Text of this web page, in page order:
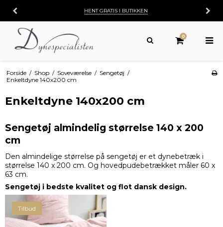
HENT GRATIS I BUTIKKEN
0
Forside / Shop / Soveværelse / Sengetøj /
Enkeltdyne 140x200 cm
Enkeltdyne 140x200 cm
Sengetøj almindelig størrelse 140 x 200
cm
Den almindelige størrelse på sengetøj er et dynebetræk i
størrelse 140 x 200 cm. Og hovedpudebetrækket måler 60 x
63 cm.
Sengetøj i bedste kvalitet og flot dansk design.
Tilbud